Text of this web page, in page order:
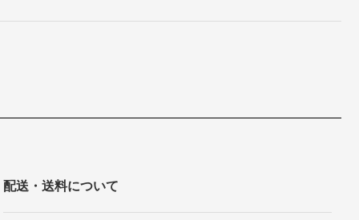
配送・送料について